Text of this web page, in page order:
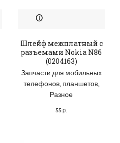
Шлейф межплатный с
разъемами Nokia N86
(0204163)
Запчасти для мобильных
телефонов, планшетов,
Разное
55р.